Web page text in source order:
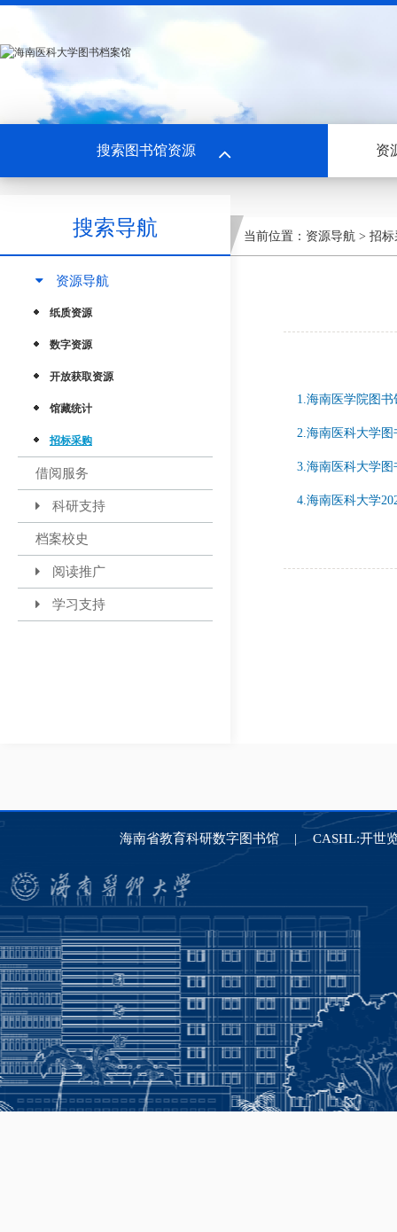
搜索图书馆资源 资
搜索导航
资源导航
纸质资源
数字资源
开放获取资源
馆藏统计
招标采购
借阅服务
科研支持
档案校史
阅读推广
学习支持
当前位置： 资源导航 > 招标
1.海南医学院图
2.海南医科大学图
3.海南医科大学图
4.海南医科大学
海南省教育科研数字图书馆 CASHL:开世